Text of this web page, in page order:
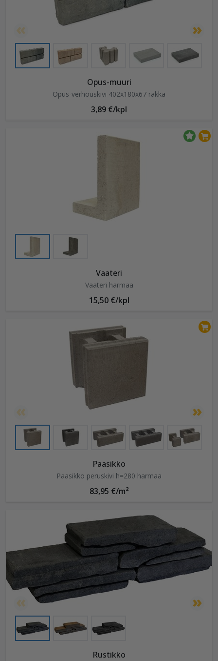
Opus-muuri
Opus-verhouskivi 402x180x67 rakka
3,89 €/kpl
Vaateri
Vaateri harmaa
15,50 €/kpl
Paasikko
Paasikko peruskivi h=280 harmaa
83,95 €/m²
Rustikko